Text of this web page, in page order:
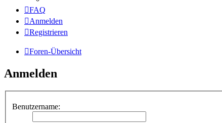
FAQ
Anmelden
Registrieren
Foren-Übersicht
Anmelden
Benutzername: